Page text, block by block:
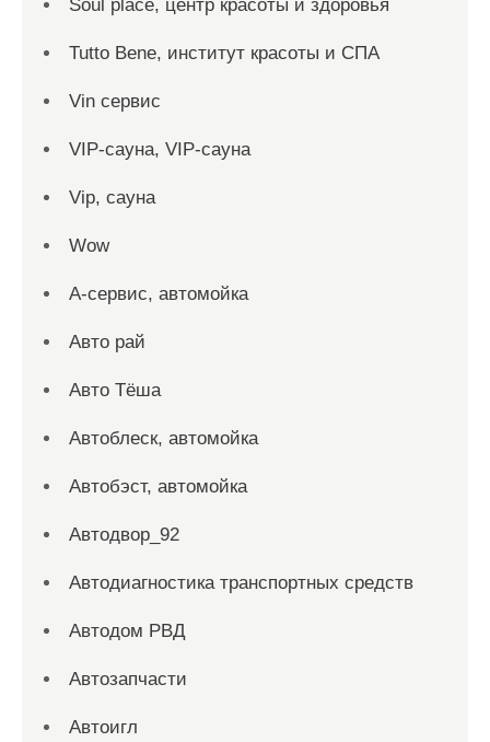
Soul place, центр красоты и здоровья
Tutto Bene, институт красоты и СПА
Vin сервис
VIP-сауна, VIP-сауна
Vip, сауна
Wow
А-сервис, автомойка
Авто рай
Авто Тёша
Автоблеск, автомойка
Автобэст, автомойка
Автодвор_92
Автодиагностика транспортных средств
Автодом РВД
Автозапчасти
Автоигл